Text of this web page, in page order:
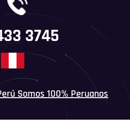
3745
Somos 100% Peruanos